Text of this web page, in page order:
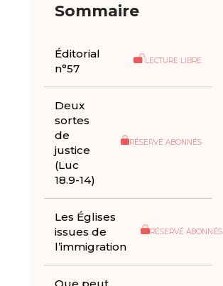
Sommaire
Éditorial
n°57
LECTURE LIBRE
Deux
sortes
de
justice
(Luc
18.9-14)
RÉSERVÉ ABONNÉS
Les Églises
issues de
l’immigration
RÉSERVÉ ABONNÉS